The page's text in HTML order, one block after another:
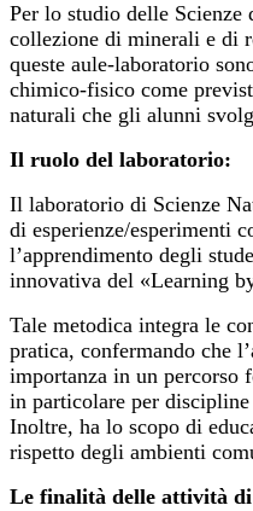
Per lo studio delle Scienze
collezione di minerali e di
queste aule-laboratorio
chimico-fisico come
naturali che gli alunni
Il ruolo del laboratorio:
Il laboratorio di Scienze
di esperienze/esperimenti
l’apprendimento degli
innovativa del «Learning
Tale metodica integra le
pratica, confermando che
importanza in un percorso
in particolare per
Inoltre, ha lo scopo di
rispetto degli ambienti
Le finalità delle attività